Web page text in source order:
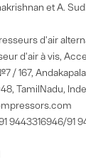
et A.
d'air
d'air à vis,
/ 167,
TamilNadu,
9443316946/91